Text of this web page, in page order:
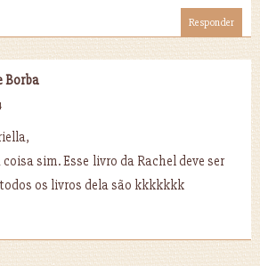
Responder
Borba
sim. Esse livro da Rachel deve ser
os livros dela são kkkkkkk